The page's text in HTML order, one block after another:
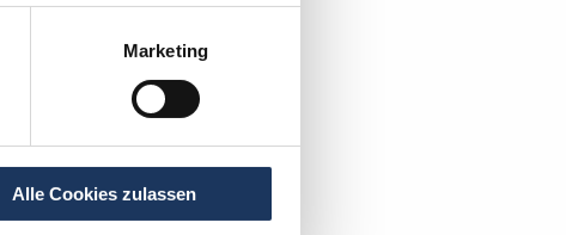
Marketing
Alle Cookies zulassen